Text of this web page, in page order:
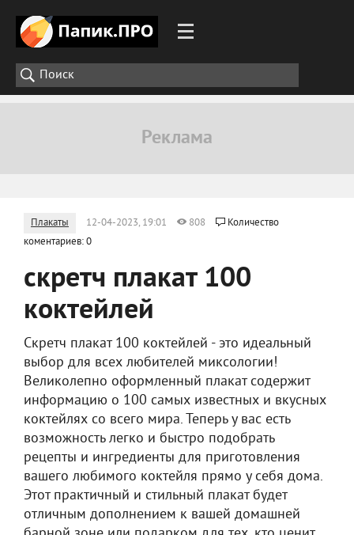
Плакаты 12-04-2023, 19:01 808
Количество
коментариев: 0
скретч плакат 100
коктейлей
Скретч плакат 100 коктейлей - это идеальный
выбор для всех любителей миксологии!
Великолепно оформленный плакат содержит
информацию о 100 самых известных и вкусных
коктейлях со всего мира. Теперь у вас есть
возможность легко и быстро подобрать
рецепты и ингредиенты для приготовления
вашего любимого коктейля прямо у себя дома.
Этот практичный и стильный плакат будет
отличным дополнением к вашей домашней